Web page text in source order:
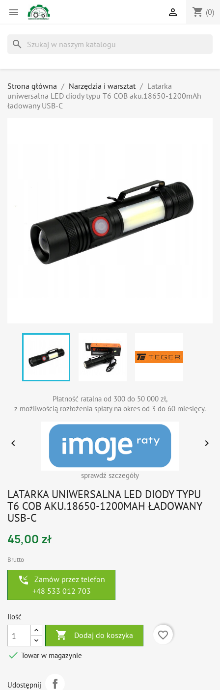
 shopping_cart (0)

search
Strona główna Narzędzia i warsztat
Latarka
uniwersalna LED diody typu T6 COB aku.18650-1200mAh
ładowany USB-C
Płatność ratalna od 300 do 50 000 zł,
z możliwością rozłożenia spłaty na okres od 3 do 60 miesięcy.
sprawdź szczegóły
 
LATARKA UNIWERSALNA LED DIODY TYPU
T6 COB AKU.18650-1200MAH ŁADOWANY
USB-C
45,00 zł
Brutto
phone_callback
Zamów przez telefon
+48 533 012 703
Ilość
 Dodaj do koszyka
favorite_border
 Towar w magazynie
Udostępnij